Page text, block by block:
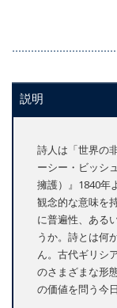
説明
詩人は「世界の
ーシー・ビッシ
擁護）』1840年
観念的な意味を
に普遍性、ある
うか。詩とは何
ん。古代ギリシ
のさまざまな形
の価値を問う今